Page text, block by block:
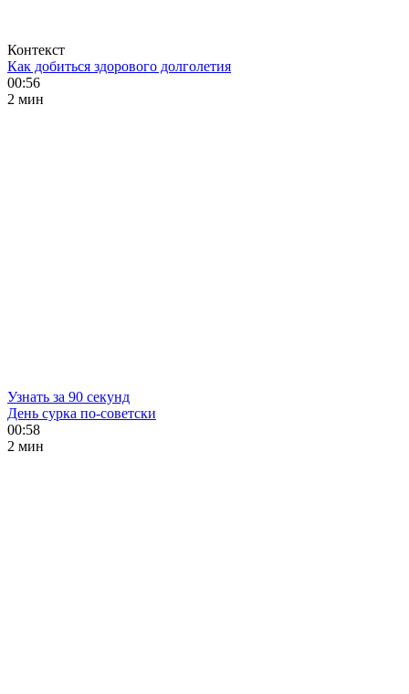
Контекст
Как добиться здорового долголетия
00:56
2 мин
Узнать за 90 секунд
День сурка по-советски
00:58
2 мин